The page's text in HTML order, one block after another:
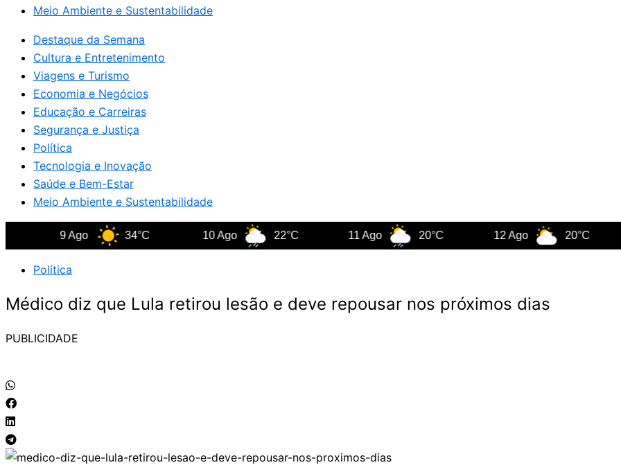
Meio Ambiente e Sustentabilidade
Destaque da Semana
Cultura e Entretenimento
Viagens e Turismo
Economia e Negócios
Educação e Carreiras
Segurança e Justiça
Política
Tecnologia e Inovação
Saúde e Bem-Estar
Meio Ambiente e Sustentabilidade
34°C 10 Ago 22°C 11 Ago 20°C 12 Ago 20°C
Política
Médico diz que Lula retirou lesão e deve repousar nos próximos dias
PUBLICIDADE